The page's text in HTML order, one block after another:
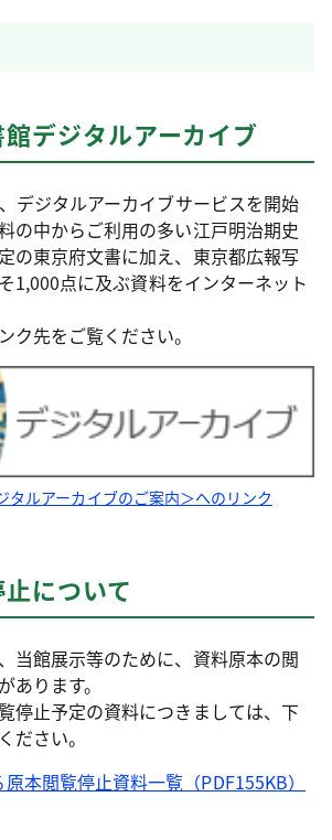
デジタルアーカイブ
デジタルアーカイブサービスを開始
の中からご利用の多い江戸明治期史
の東京府文書に加え、東京都広報写
1,000点に及ぶ資料をインターネット
先をご覧ください。
タルアーカイブのご案内＞へのリンク
について
当館展示等のために、資料原本の閲
あります。
停止予定の資料につきましては、下
ださい。
本閲覧停止資料一覧（PDF155KB）